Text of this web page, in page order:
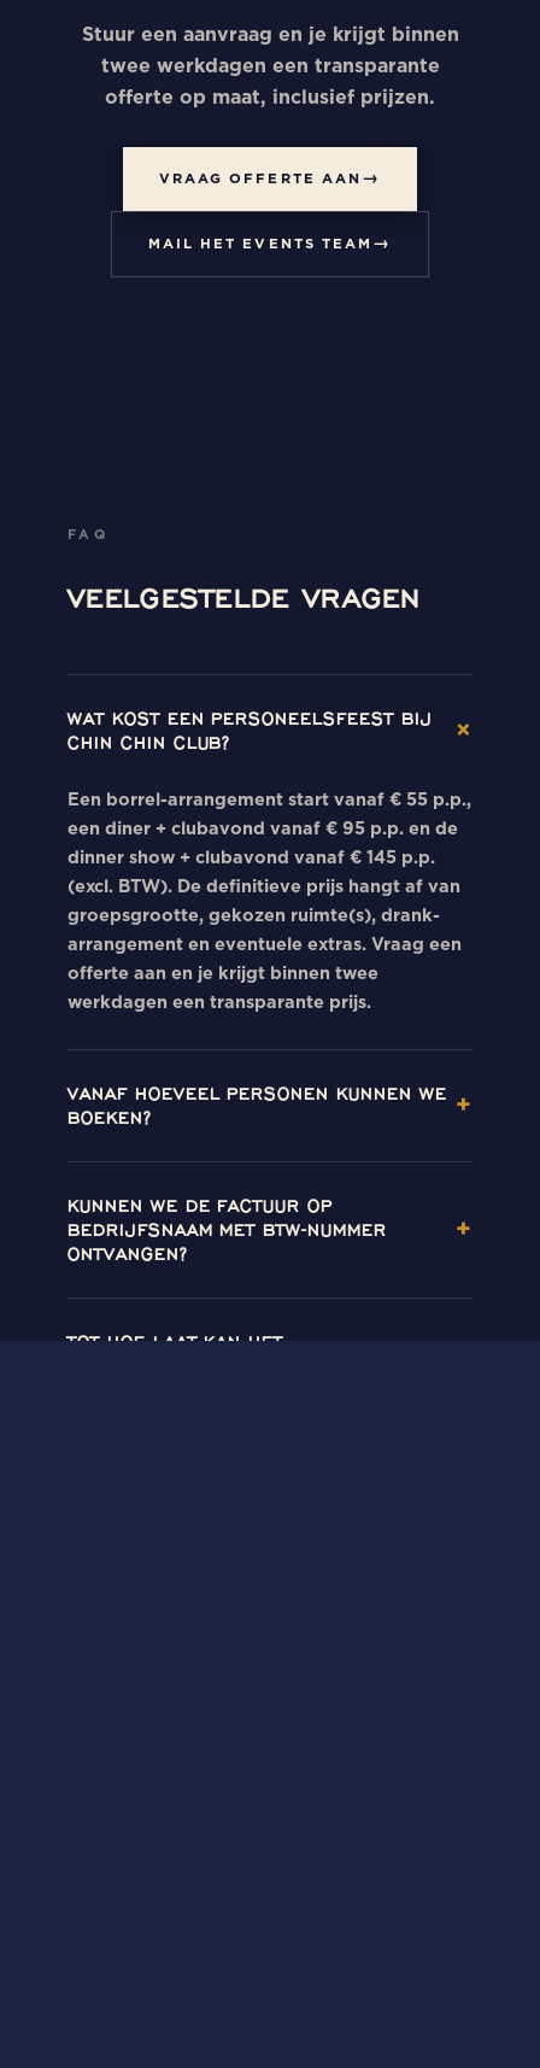
Stuur een aanvraag en je krijgt binnen
twee werkdagen een transparante
offerte op maat, inclusief prijzen.
VRAAG OFFERTE AAN
MAIL HET EVENTS TEAM
FAQ
VEELGESTELDE VRAGEN
WAT KOST EEN PERSONEELSFEEST BIJ
CHIN CHIN CLUB?
×
Een borrel-arrangement start vanaf € 55 p.p.,
een diner + clubavond vanaf € 95 p.p. en de
dinner show + clubavond vanaf € 145 p.p.
(excl. BTW). De definitieve prijs hangt af van
groepsgrootte, gekozen ruimte(s), drank-
arrangement en eventuele extras. Vraag een
offerte aan en je krijgt binnen twee
werkdagen een transparante prijs.
VANAF HOEVEEL PERSONEN KUNNEN WE
BOEKEN?
+
KUNNEN WE DE FACTUUR OP
BEDRIJFSNAAM MET BTW-NUMMER
ONTVANGEN?
+
TOT HOE LAAT KAN HET